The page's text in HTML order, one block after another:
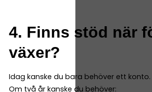
4. Finns stöd när
växer?
Idag kanske du bara behöver ett konto.
Om två år kanske du behöver: